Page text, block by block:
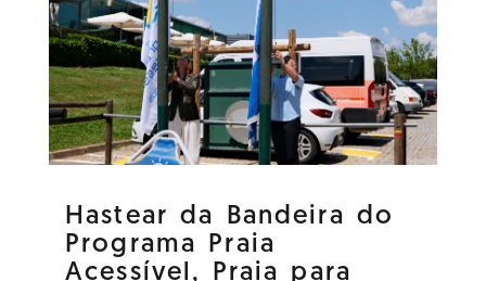
Hastear da Bandeira do
Programa Praia
Acessível, Praia para